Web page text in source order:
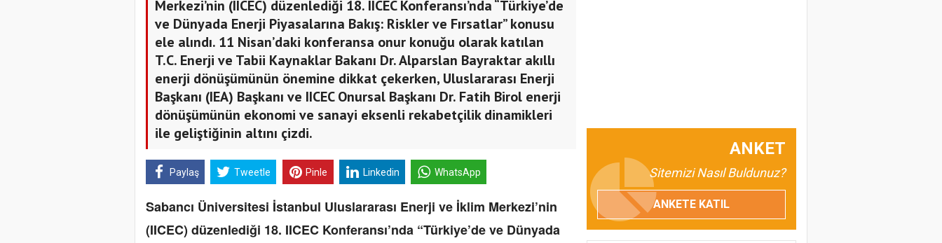
Merkezi’nin (IICEC) düzenlediği 18. IICEC Konferansı’nda “Türkiye’de
ve Dünyada Enerji Piyasalarına Bakış: Riskler ve Fırsatlar” konusu
ele alındı. 11 Nisan’daki konferansa onur konuğu olarak katılan
T.C. Enerji ve Tabii Kaynaklar Bakanı Dr. Alparslan Bayraktar akıllı
enerji dönüşümünün önemine dikkat çekerken, Uluslararası Enerji
Başkanı (IEA) Başkanı ve IICEC Onursal Başkanı Dr. Fatih Birol enerji
dönüşümünün ekonomi ve sanayi eksenli rekabetçilik dinamikleri
ile geliştiğinin altını çizdi.
Paylaş Tweetle Pinle Linkedin WhatsApp
Sabancı Üniversitesi İstanbul Uluslararası Enerji ve İklim Merkezi’nin
(IICEC) düzenlediği 18. IICEC Konferansı’nda “Türkiye’de ve Dünyada
ANKET
Sitemizi Nasıl Buldunuz?
ANKETE KATIL